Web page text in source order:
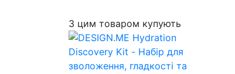
З цим товаром купують